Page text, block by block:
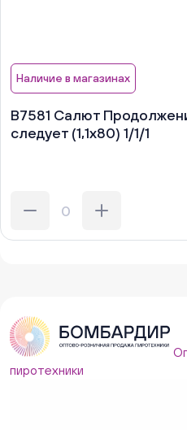
Наличие в магазинах
В7581 Салют
следует (1,1х80) 1/1/1
пиротехники